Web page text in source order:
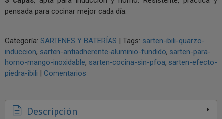
pensada para cocinar mejor cada día.
Categoría: SARTENES Y BATERÍAS | Tags: sarten-ibili-quarzo-
induccion sarten-antiadherente-aluminio-fundido sarten-para-
horno-mango-inoxidable sarten-cocina-sin-pfoa sarten-efecto-
piedra-ibili | Comentarios
Descripción